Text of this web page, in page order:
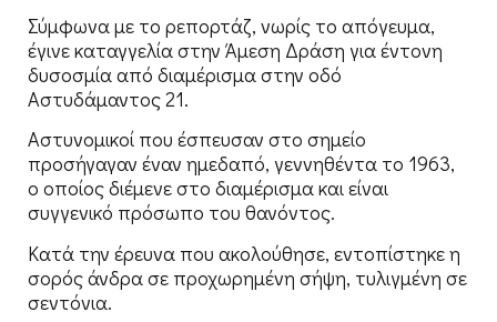
Σύμφωνα με το ρεπορτάζ, νωρίς το απόγευμα,
έγινε καταγγελία στην Άμεση Δράση για έντονη
δυσοσμία από διαμέρισμα στην οδό
Αστυδάμαντος 21.
Αστυνομικοί που έσπευσαν στο σημείο
προσήγαγαν έναν ημεδαπό, γεννηθέντα το 1963,
ο οποίος διέμενε στο διαμέρισμα και είναι
συγγενικό πρόσωπο του θανόντος.
Κατά την έρευνα που ακολούθησε, εντοπίστηκε η
σορός άνδρα σε προχωρημένη σήψη, τυλιγμένη σε
σεντόνια.